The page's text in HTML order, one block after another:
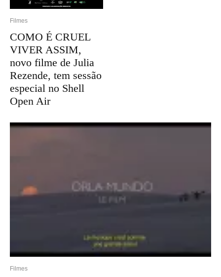
Filmes
COMO É CRUEL
VIVER ASSIM,
novo filme de Julia
Rezende, tem sessão
especial no Shell
Open Air
Filmes